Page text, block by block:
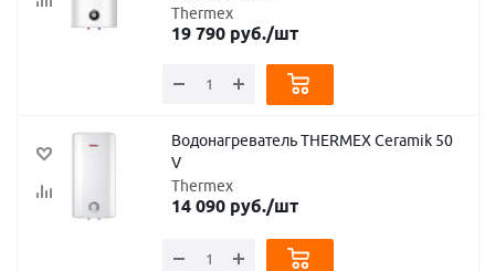
Thermex
19 790руб./шт
Водонагреватель THERMEX Ceramik 50
V
Thermex
14 090руб./шт